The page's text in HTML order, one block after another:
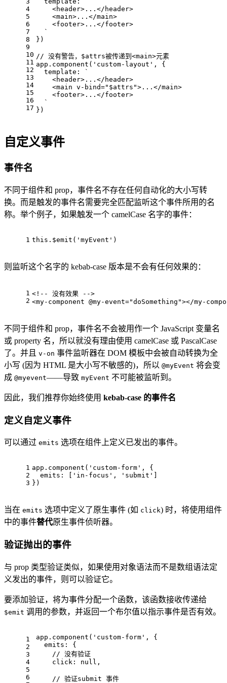
4
5
6
7
8
9
10
11
12
13
14
15
16
17
    <header>...</header>
    <main>...</main>
    <footer>...</footer>
  `
})
// 没有警告，$attrs被传递到<main>元素
app. component ( 'custom-layout' , {
template :
`
    <header>...</header>
    <main v-bind="$attrs">...</main>
    <footer>...</footer>
  `
})
自定义事件
事件名
不同于组件和 prop，事件名不存在任何自动化的大小写转
换。而是触发的事件名需要完全匹配监听这个事件所用的名
称。举个例子，如果触发一个 camelCase 名字的事件：
1 this .$emit( 'myEvent' )
则监听这个名字的 kebab-case 版本是不会有任何效果的：
1
2
<!-- 没有效果 -->
<my-component @my-event="doSomething"></my-
不同于组件和 prop，事件名不会被用作一个 JavaScript 变量名
或 property 名，所以就没有理由使用 camelCase 或 PascalCase
了。并且 v-on 事件监听器在 DOM 模板中会被自动转换为全
小写 (因为 HTML 是大小写不敏感的)，所以 @myEvent 将会变
成 @myevent——导致 myEvent 不可能被监听到。
因此，我们推荐你始终使用 kebab-case 的事件名
定义自定义事件
可以通过 emits 选项在组件上定义已发出的事件。
1
2
3
app. component ( 'custom-form' , {
emits : [ 'in-focus' , 'submit'
})
当在 emits 选项中定义了原生事件 (如 click) 时，将使用组件
中的事件替代原生事件侦听器。
验证抛出的事件
与 prop 类型验证类似，如果使用对象语法而不是数组语法定
义发出的事件，则可以验证它。
要添加验证，将为事件分配一个函数，该函数接收传递给
$emit 调用的参数，并返回一个布尔值以指示事件是否有效。
1
2
3
4
5
6
app. component ( 'custom-form' , {
emits : {
// 没有验证
click : null ,
// 验证submit 事件